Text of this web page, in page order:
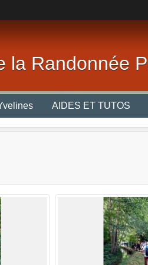
la Randonnée
AIDES ET TUTOS